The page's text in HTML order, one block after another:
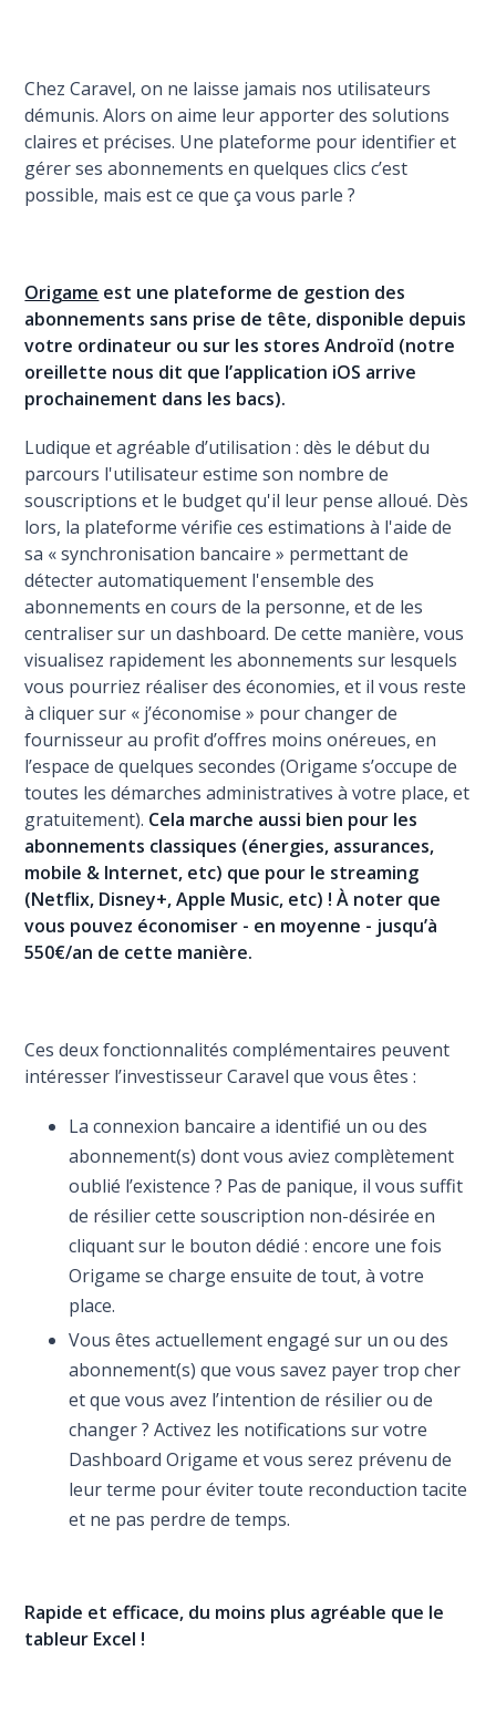
Chez Caravel, on ne laisse jamais nos utilisateurs
démunis. Alors on aime leur apporter des solutions
claires et précises. Une plateforme pour identifier et
gérer ses abonnements en quelques clics c’est
possible, mais est ce que ça vous parle ?
Origame est une plateforme de gestion des
abonnements sans prise de tête, disponible depuis
votre ordinateur ou sur les stores Androïd (notre
oreillette nous dit que l’application iOS arrive
prochainement dans les bacs).
Ludique et agréable d’utilisation : dès le début du
parcours l'utilisateur estime son nombre de
souscriptions et le budget qu'il leur pense alloué. Dès
lors, la plateforme vérifie ces estimations à l'aide de
sa « synchronisation bancaire » permettant de
détecter automatiquement l'ensemble des
abonnements en cours de la personne, et de les
centraliser sur un dashboard. De cette manière, vous
visualisez rapidement les abonnements sur lesquels
vous pourriez réaliser des économies, et il vous reste
à cliquer sur « j’économise » pour changer de
fournisseur au profit d’offres moins onéreues, en
l’espace de quelques secondes (Origame s’occupe de
toutes les démarches administratives à votre place, et
gratuitement). Cela marche aussi bien pour les
abonnements classiques (énergies, assurances,
mobile & Internet, etc) que pour le streaming
(Netflix, Disney+, Apple Music, etc) ! À noter que
vous pouvez économiser - en moyenne - jusqu’à
550€/an de cette manière.
Ces deux fonctionnalités complémentaires peuvent
intéresser l’investisseur Caravel que vous êtes :
La connexion bancaire a identifié un ou des
abonnement(s) dont vous aviez complètement
oublié l’existence ? Pas de panique, il vous suffit
de résilier cette souscription non-désirée en
cliquant sur le bouton dédié : encore une fois
Origame se charge ensuite de tout, à votre
place.
Vous êtes actuellement engagé sur un ou des
abonnement(s) que vous savez payer trop cher
et que vous avez l’intention de résilier ou de
changer ? Activez les notifications sur votre
Dashboard Origame et vous serez prévenu de
leur terme pour éviter toute reconduction tacite
et ne pas perdre de temps.
Rapide et efficace, du moins plus agréable que le
tableur Excel !